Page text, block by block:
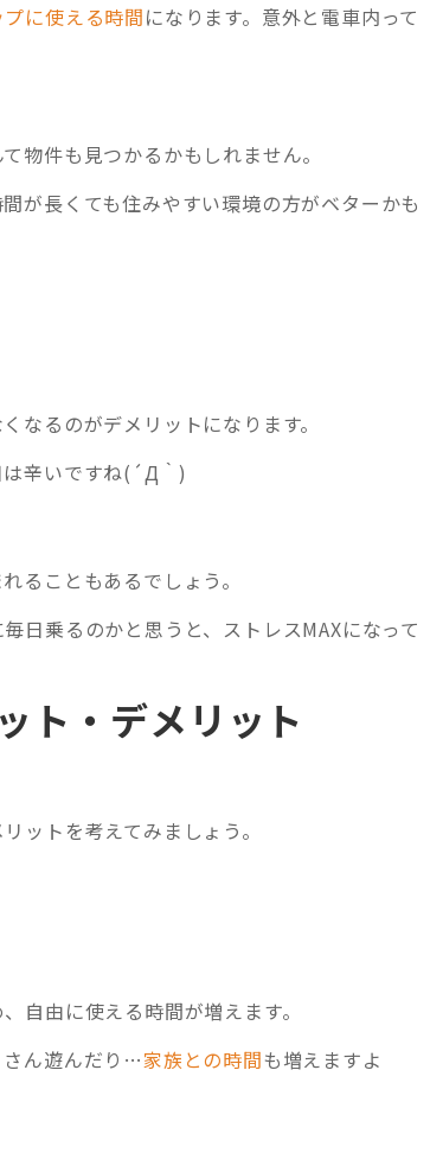
に使える時間になります。意外と電車内って
物件も見つかるかもしれません。
が長くても住みやすい環境の方がベターかも
なるのがデメリットになります。
辛いですね(´Д｀)
ることもあるでしょう。
日乗るのかと思うと、ストレスMAXになって
ト・デメリット
ットを考えてみましょう。
自由に使える時間が増えます。
さん遊んだり…家族との時間も増えますよ